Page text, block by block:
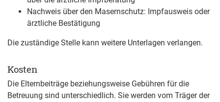
Nachweis über den Masernschutz: Impfausweis oder
ärztliche Bestätigung
Die zuständige Stelle kann weitere Unterlagen verlangen.
Kosten
Die Elternbeiträge beziehungsweise Gebühren für die
Betreuung sind unterschiedlich. Sie werden vom Träger der